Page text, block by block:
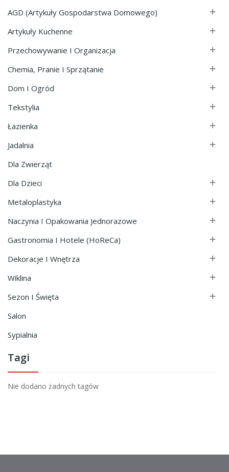
AGD (Artykuły Gospodarstwa Domowego) 
Artykuły Kuchenne 
Przechowywanie I Organizacja 
Chemia, Pranie I Sprzątanie 
Dom I Ogród 
Tekstylia 
Łazienka 
Jadalnia 
Dla Zwierząt
Dla Dzieci

Metaloplastyka 
Naczynia I Opakowania Jednorazowe 
Gastronomia I Hotele (HoReCa) 
Dekoracje I Wnętrza 
Wiklina 
Sezon I Święta 
Salon
Sypialnia
Tagi
Nie dodano żadnych tagów